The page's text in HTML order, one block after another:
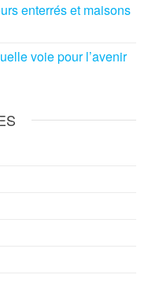
enterrés et maisons
voie pour l’avenir